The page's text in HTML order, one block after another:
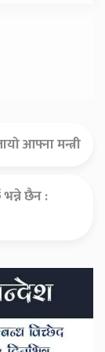
आफ्ना मन्त्री
भन्ने छैन :